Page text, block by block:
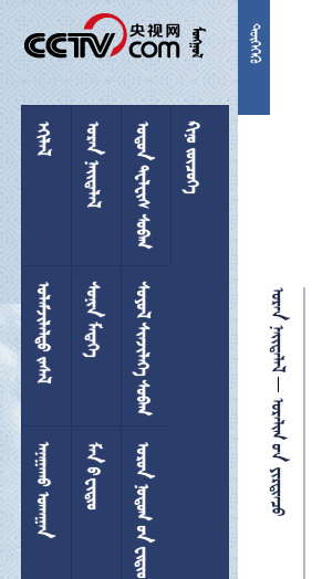


 
 
 
 
 
  
  
  
 
 

 